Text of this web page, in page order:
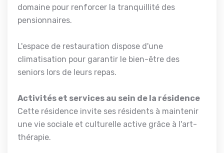
domaine pour renforcer la tranquillité des
pensionnaires.
L'espace de restauration dispose d'une
climatisation pour garantir le bien-être des
seniors lors de leurs repas.
Activités et services au sein de la résidence
Cette résidence invite ses résidents à maintenir
une vie sociale et culturelle active grâce à l'art-
thérapie.